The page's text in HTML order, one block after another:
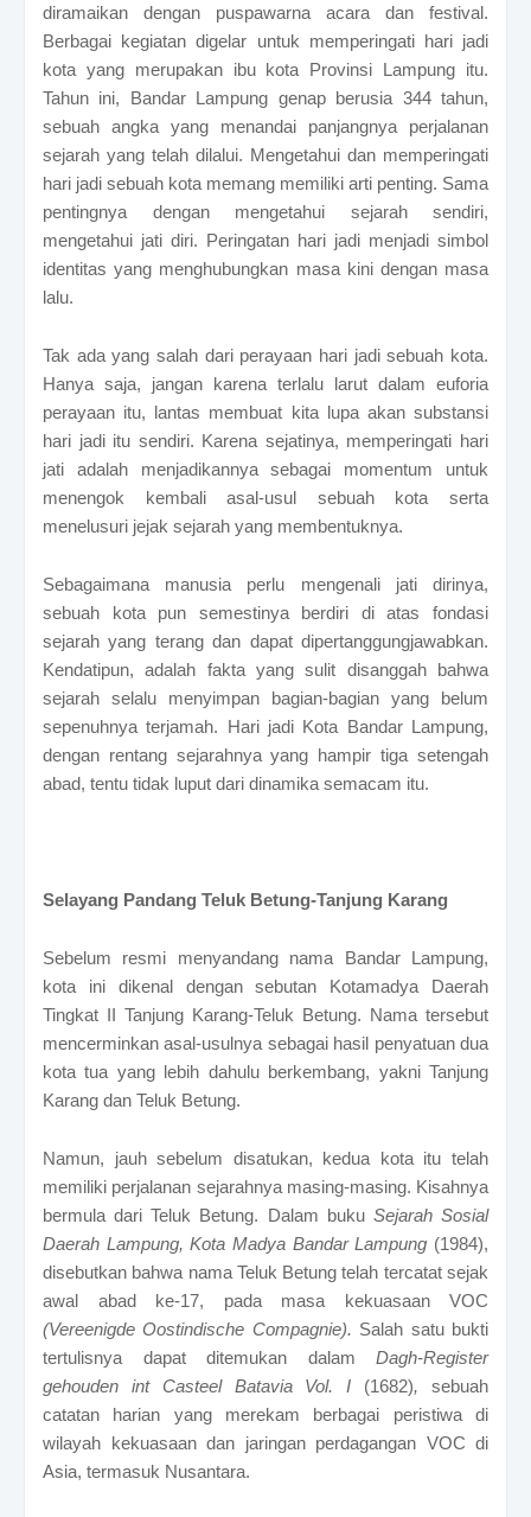
diramaikan dengan puspawarna acara dan festival.
Berbagai kegiatan digelar untuk memperingati hari jadi
kota yang merupakan ibu kota Provinsi Lampung itu.
Tahun ini, Bandar Lampung genap berusia 344 tahun,
sebuah angka yang menandai panjangnya perjalanan
sejarah yang telah dilalui. Mengetahui dan memperingati
hari jadi sebuah kota memang memiliki arti penting. Sama
pentingnya dengan mengetahui sejarah sendiri,
mengetahui jati diri. Peringatan hari jadi menjadi simbol
identitas yang menghubungkan masa kini dengan masa
lalu.
Tak ada yang salah dari perayaan hari jadi sebuah kota.
Hanya saja, jangan karena terlalu larut dalam euforia
perayaan itu, lantas membuat kita lupa akan substansi
hari jadi itu sendiri. Karena sejatinya, memperingati hari
jati adalah menjadikannya sebagai momentum untuk
menengok kembali asal-usul sebuah kota serta
menelusuri jejak sejarah yang membentuknya.
Sebagaimana manusia perlu mengenali jati dirinya,
sebuah kota pun semestinya berdiri di atas fondasi
sejarah yang terang dan dapat dipertanggungjawabkan.
Kendatipun, adalah fakta yang sulit disanggah bahwa
sejarah selalu menyimpan bagian-bagian yang belum
sepenuhnya terjamah. Hari jadi Kota Bandar Lampung,
dengan rentang sejarahnya yang hampir tiga setengah
abad, tentu tidak luput dari dinamika semacam itu.
Selayang Pandang Teluk Betung-Tanjung Karang
Sebelum resmi menyandang nama Bandar Lampung,
kota ini dikenal dengan sebutan Kotamadya Daerah
Tingkat II Tanjung Karang-Teluk Betung. Nama tersebut
mencerminkan asal-usulnya sebagai hasil penyatuan dua
kota tua yang lebih dahulu berkembang, yakni Tanjung
Karang dan Teluk Betung.
Namun, jauh sebelum disatukan, kedua kota itu telah
memiliki perjalanan sejarahnya masing-masing. Kisahnya
bermula dari Teluk Betung. Dalam buku Sejarah Sosial
Daerah Lampung, Kota Madya Bandar Lampung (1984),
disebutkan bahwa nama Teluk Betung telah tercatat sejak
awal abad ke-17, pada masa kekuasaan VOC
(Vereenigde Oostindische Compagnie). Salah satu bukti
tertulisnya dapat ditemukan dalam Dagh-Register
gehouden int Casteel Batavia Vol. I (1682),sebuah
catatan harian yang merekam berbagai peristiwa di
wilayah kekuasaan dan jaringan perdagangan VOC di
Asia, termasuk Nusantara.